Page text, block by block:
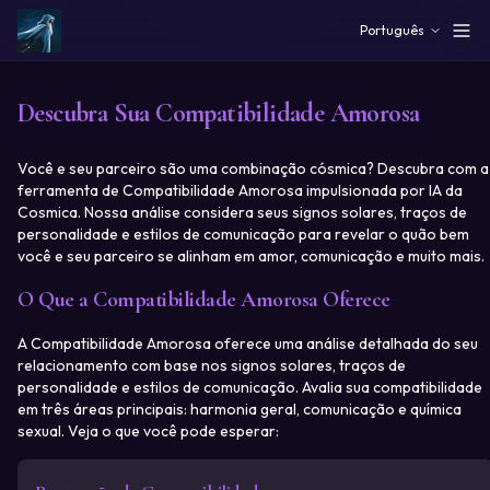
Português
Descubra Sua Compatibilidade Amorosa
Você e seu parceiro são uma combinação cósmica? Descubra com a
ferramenta de Compatibilidade Amorosa impulsionada por IA da
Cosmica. Nossa análise considera seus signos solares, traços de
personalidade e estilos de comunicação para revelar o quão bem
você e seu parceiro se alinham em amor, comunicação e muito mais.
O Que a Compatibilidade Amorosa Oferece
A Compatibilidade Amorosa oferece uma análise detalhada do seu
relacionamento com base nos signos solares, traços de
personalidade e estilos de comunicação. Avalia sua compatibilidade
em três áreas principais: harmonia geral, comunicação e química
sexual. Veja o que você pode esperar: